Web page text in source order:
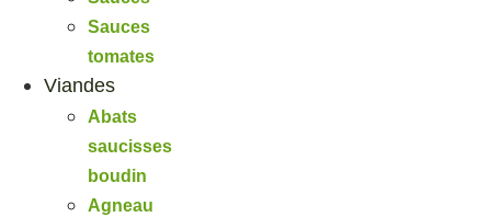
Sauces
tomates
Viandes
Abats
saucisses
boudin
Agneau